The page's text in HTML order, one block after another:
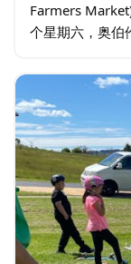
Farmers
个星期六，奥